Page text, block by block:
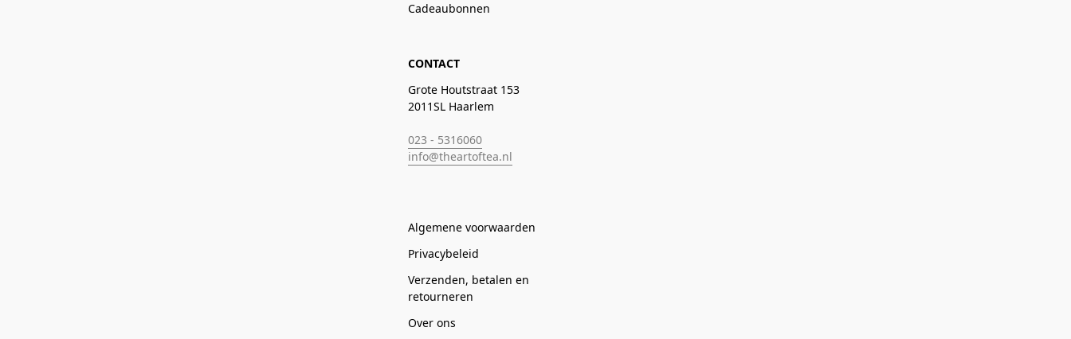
Cadeaubonnen
CONTACT
Grote Houtstraat 153
2011SL Haarlem
023 - 5316060
info@theartoftea.nl
Algemene voorwaarden
Privacybeleid
Verzenden, betalen en
retourneren
Over ons